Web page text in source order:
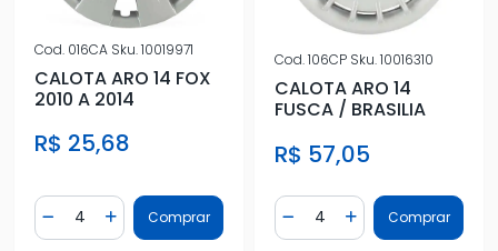
Cod. 016CA Sku.10019971
CALOTA ARO 14 FOX
2010 A 2014
R$ 25,68
Diminuir Quantidade
Quantidade
Adicionar Quantidade
Comprar
Cod.106CP Sku.10016310
CALOTA ARO 14
FUSCA / BRASILIA
R$ 57,05
Diminuir Quantidade
Quantidade
AdicionarComprar